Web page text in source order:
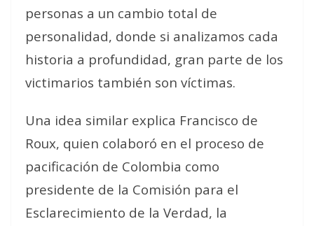
personas a un cambio total de
personalidad, donde si analizamos cada
historia a profundidad, gran parte de los
victimarios también son víctimas.
Una idea similar explica Francisco de
Roux, quien colaboró en el proceso de
pacificación de Colombia como
presidente de la Comisión para el
Esclarecimiento de la Verdad, la